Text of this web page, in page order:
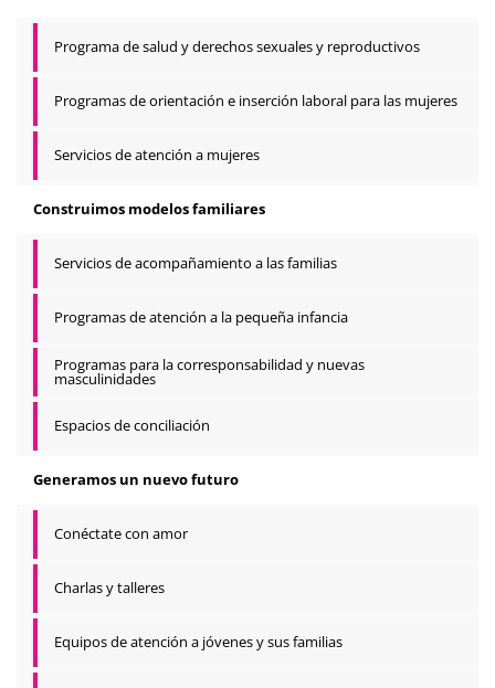
Programa de salud y derechos sexuales y reproductivos
Programas de orientación e inserción laboral para las mujeres
Servicios de atención a mujeres
Construimos modelos familiares
Servicios de acompañamiento a las familias
Programas de atención a la pequeña infancia
Programas para la corresponsabilidad y nuevas
masculinidades
Espacios de conciliación
Generamos un nuevo futuro
Conéctate con amor
Charlas y talleres
Equipos de atención a jóvenes y sus familias